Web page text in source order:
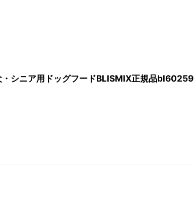
・シニア用ドッグフードBLISMIX正規品bl60259